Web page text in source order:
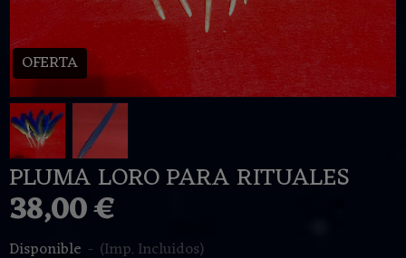
OFERTA
PLUMA LORO PARA RITUALES
38,00 €
Disponible - (Imp. Incluidos)